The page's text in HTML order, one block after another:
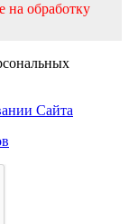
на обработку
Сайта